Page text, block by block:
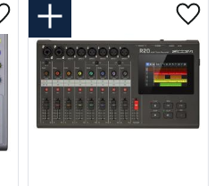
till i favoriter